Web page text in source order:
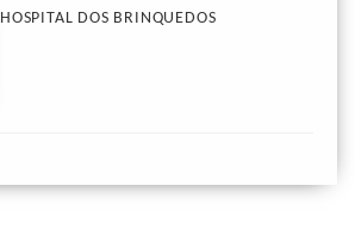
HOSPITAL DOS BRINQUEDOS